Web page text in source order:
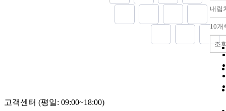
내림
10개
조
고객센터 (평일: 09:00~18:00)